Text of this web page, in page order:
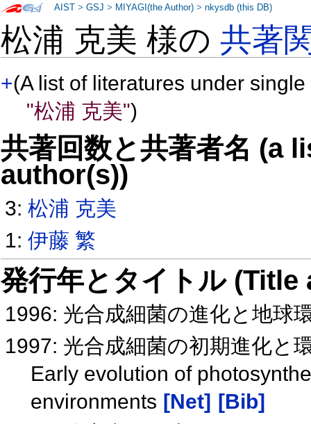
松浦 克美 様の共著
+(A list of literatures under
"松浦 克美")
共著回数と共著者名 (a
author(s))
3:松浦 克美
1:伊藤 繁
発行年とタイトル
1996: 光合成細菌の進化と地球
1997: 光合成細菌の初期進化と
Early evolution of
environments [Net] [Bib]
AIST >GSJ > MIYAGI(the Author) >nkysdb (this DB)